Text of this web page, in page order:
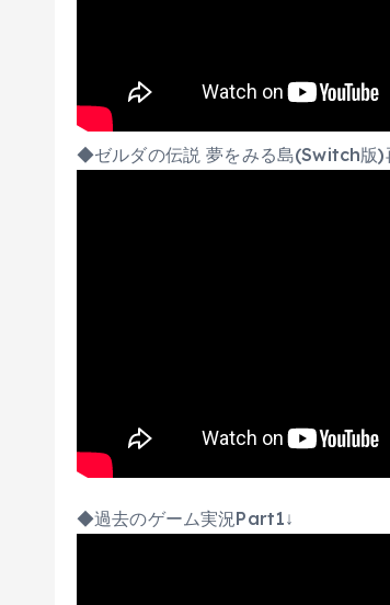
◆ゼルダの伝説 夢をみる島(Switch版)
◆過去のゲーム実況Part1↓